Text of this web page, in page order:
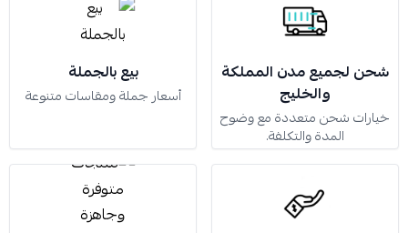
شحن لجميع مدن المملكة
والخليج
خيارات شحن متعددة مع وضوح
المدة والتكلفة.
بيع بالجملة
أسعار جملة ومقاسات متنوعة